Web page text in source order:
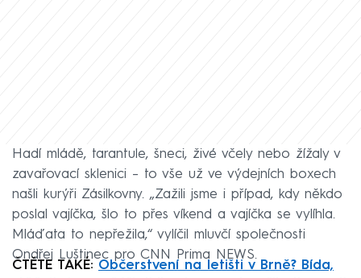
Hadí mládě, tarantule, šneci, živé včely nebo žížaly v
zavařovací sklenici – to vše už ve výdejních boxech
našli kurýři Zásilkovny. „Zažili jsme i případ, kdy někdo
poslal vajíčka, šlo to přes víkend a vajíčka se vylíhla.
Mláďata to nepřežila,“ vylíčil mluvčí společnosti
Ondřej Luštinec pro CNN Prima NEWS.
ČTĚTE TAKÉ: Občerstvení na letišti v Brně? Bída,